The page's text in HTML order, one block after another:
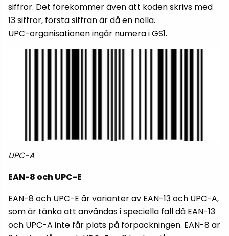
siffror. Det förekommer även att koden skrivs med
13 siffror, första siffran är då en nolla.
UPC-organisationen ingår numera i GS1.
UPC-A
EAN-8 och UPC-E
EAN-8 och UPC-E är varianter av EAN-13 och UPC-A,
som är tänka att användas i speciella fall då EAN-13
och UPC-A inte får plats på förpackningen. EAN-8 är